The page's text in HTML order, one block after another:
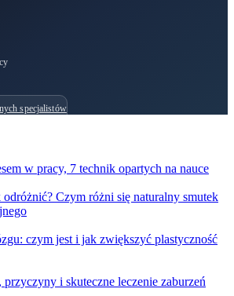
specjalistów
w pracy, 7 technik opartych na nauce
odróżnić? Czym różni się naturalny smutek
czym jest i jak zwiększyć plastyczność
i skuteczne leczenie zaburzeń